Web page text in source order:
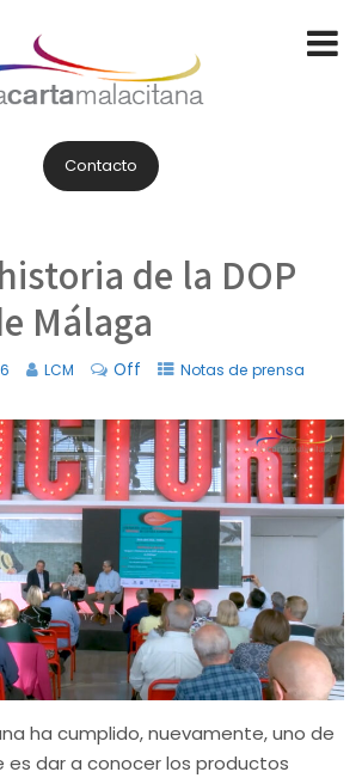
Contacto
de la DOP
Málaga
LCM Off Notas de prensa
ha cumplido, nuevamente, uno de
es dar a conocer los productos